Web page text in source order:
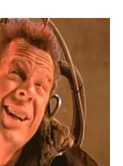
என மிகப்
முக்கிய
துணை